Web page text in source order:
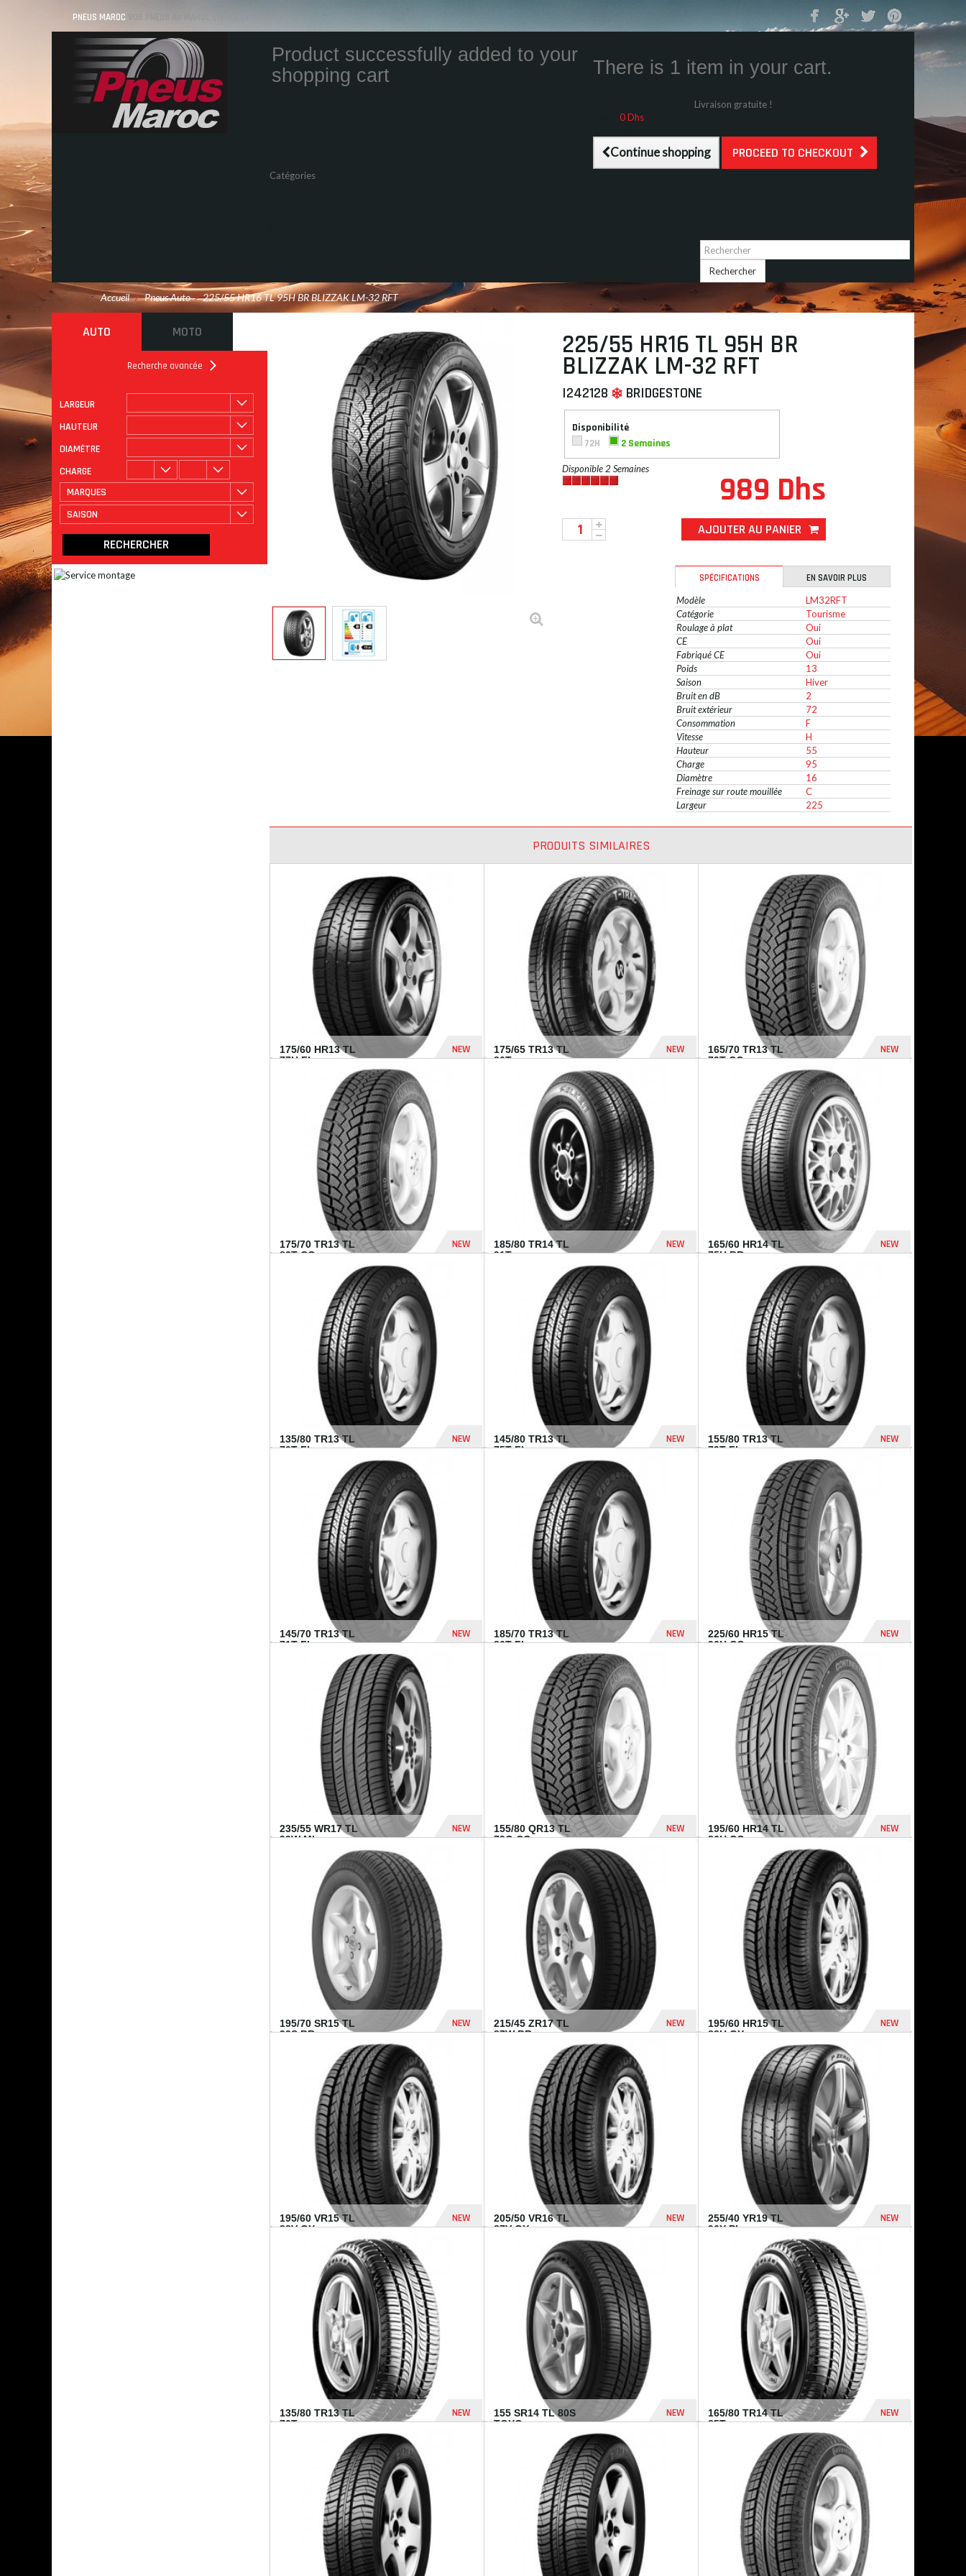
PNEUS MAROC VOS PNEUS AU MAROC LIVRÉS ET MONTÉS
Product successfully added to your
shopping cart
There is 1 item in your cart.
Livraison gratuite !
0 Dhs
Continue shopping PROCEED TO CHECKOUT
Catégories
Rechercher
Accueil / Pneus Auto > 225/55 HR16 TL 95H BR BLIZZAK LM-32 RFT
AUTO MOTO
Recherche avancée
LARGEUR
HAUTEUR
DIAMÈTRE
CHARGE
MARQUES
SAISON
ROULAGE À PLAT
225/55 HR16 TL 95H BR
BLIZZAK LM-32 RFT
I242128 BRIDGESTONE
Disponibilité
72H
2 Semaines
Disponible 2 Semaines
989 Dhs
AJOUTER AU PANIER
SPÉCIFICATIONS
EN SAVOIR PLUS
Modèle
LM32RFT
Catégorie
Tourisme
Roulage à plat
Oui
CE
Oui
Fabriqué CE
Oui
Poids
13
Saison
Hiver
Bruit en dB
2
Bruit extérieur
72
Consommation
F
Vitesse
H
Hauteur
55
Charge
95
Diamètre
16
Freinage sur route mouillée
C
Largeur
225
PRODUITS SIMILAIRES
175/60 HR13 TL
77H FI...
NEW
394 Dhs
175/65 TR13 TL
80T...
NEW
165/70 TR13 TL
79T CO...
NEW
364 Dhs
175/70 TR13 TL
82T CO...
NEW
185/80 TR14 TL
91T...
NEW
448 Dhs
165/60 HR14 TL
75H BR...
NEW
135/80 TR13 TL
70T FI...
NEW
145/80 TR13 TL
75T FI...
NEW
155/80 TR13 TL
79T FI...
NEW
145/70 TR13 TL
71T FI...
NEW
185/70 TR13 TL
86T FI...
NEW
432 Dhs
225/60 HR15 TL
96H CO...
NEW
1 040 Dhs
235/55 WR17 TL
99W MI...
NEW
1 182 Dhs
155/80 QR13 TL
79Q CO...
NEW
195/60 HR14 TL
86H CO...
NEW
790 Dhs
195/70 SR15 TL
92S BR...
NEW
837 Dhs
215/45 ZR17 TL
87W BR...
NEW
955 Dhs
195/60 HR15 TL
88H GY...
NEW
195/60 VR15 TL
88V GY...
NEW
205/50 VR16 TL
87V GY...
NEW
255/40 YR19 TL
96Y PI...
NEW
1 771 Dhs
135/80 TR13 TL
70T...
NEW
155 SR14 TL 80S
TOYO...
NEW
165/80 TR14 TL
85T...
NEW
458 Dhs